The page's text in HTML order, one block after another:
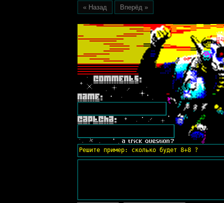
« Назад Вперёд »
Решите пример: сколько будет 8+8 ?